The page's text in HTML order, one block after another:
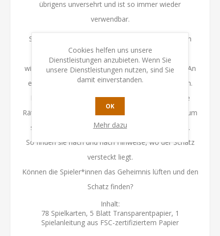
übrigens unversehrt und ist so immer wieder
verwendbar.
So wird’s gespielt: Die Spieler*innen sollen in einem
Museum einen längst verloren geglaubten Schatz
wiederfinden, bevor er in die falschen Hände gerät. An
einem geheimen Ort im Museum liegt er verborgen.
Die Exponate im Museum verbergen Rätsel. Diese
Rätsel müssen die Spieler*innen gemeinsam lösen, um
so dem Schatz Schritt für Schritt näherzukommen.
So finden sie nach und nach Hinweise, wo der Schatz
versteckt liegt.
Können die Spieler*innen das Geheimnis lüften und den
Schatz finden?
Inhalt:
78 Spielkarten, 5 Blatt Transparentpapier, 1
Spielanleitung aus FSC-zertifiziertem Papier
Cookies helfen uns unsere
Dienstleistungen anzubieten. Wenn Sie
unsere Dienstleistungen nutzen, sind Sie
damit einverstanden.
OK
Mehr dazu